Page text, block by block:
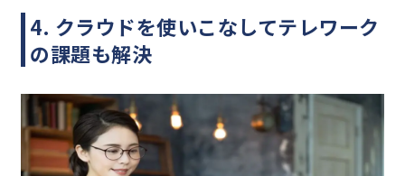
4. クラウドを使いこなしてテレワーク
の課題も解決